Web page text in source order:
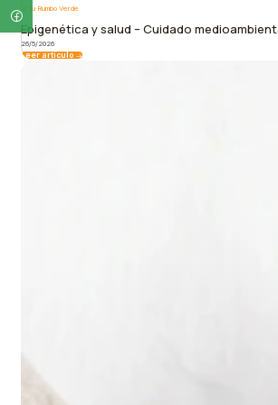
Tu Rumbo Verde
Epigenética y salud – Cuidado
26/5/2026
Leer artículo